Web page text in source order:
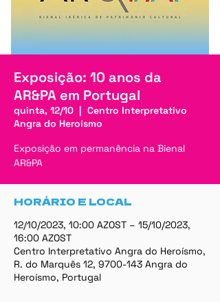
Exposição: 10 anos da
AR&PA em Portugal
quinta, 12/10
  |
Centro Interpretativo
Angra do Heroísmo
Exposição em permanência na Bienal
AR&PA
HORÁRIO E LOCAL
12/10/2023, 10:00 AZOST – 15/10/2023,
16:00 AZOST
Centro Interpretativo Angra do Heroísmo,
R. do Marquês 12, 9700-143 Angra do
Heroísmo, Portugal